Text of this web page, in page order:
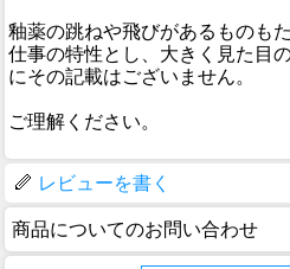
釉薬の跳ねや飛びがあるものも
仕事の特性とし、大きく見た目
にその記載はございません。
ご理解ください。
レビューを書く
商品についてのお問い合わせ